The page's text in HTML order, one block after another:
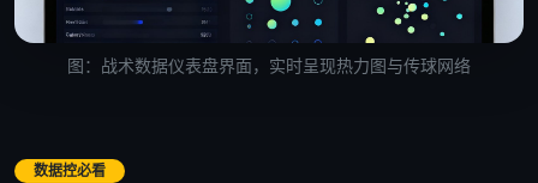
数据控必看
图：战术数据仪表盘界面，实时呈现热力图与传球网络